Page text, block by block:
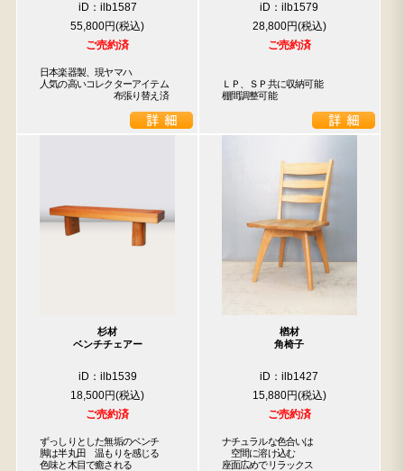
iD：ilb1587
55,800円
ご売約済
日本楽器製、現ヤマハ
人気の高いコレクターアイテム
布張り替え済
iD：ilb1579
28,800円
ご売約済
ＬＰ、ＳＰ共に収納可能
棚間調整可能
杉材
ベンチチェアー
iD：ilb1539
18,500円
ご売約済
ずっしりとした無垢のベンチ
脚は半丸田　温もりを感じる
色味と木目で癒される
楢材
角椅子
iD：ilb1427
15,880円
ご売約済
ナチュラルな色合いは
空間に溶け込む
座面広めでリラックス
人気の検索キーワード
2678 2905 2925
2990